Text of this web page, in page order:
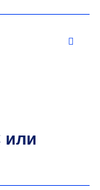
или